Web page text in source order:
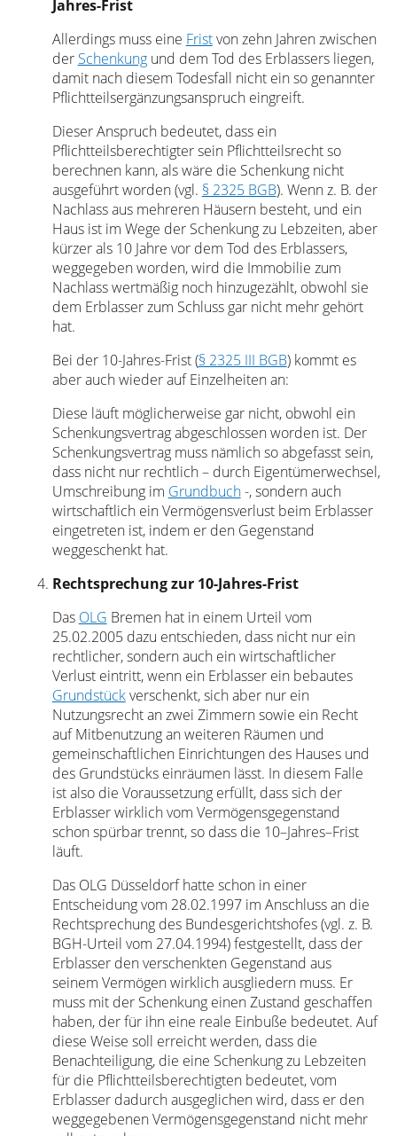
Jahres-Frist
Allerdings muss eine Fristvon zehn Jahren zwischen
der Schenkungund dem Tod des Erblassers liegen,
damit nach diesem Todesfall nicht ein so genannter
Pflichtteilsergänzungsanspruch eingreift.
Dieser Anspruch bedeutet, dass ein
Pflichtteilsberechtigter sein Pflichtteilsrecht so
berechnen kann, als wäre die Schenkung nicht
ausgeführt worden (vgl. § 2325 BGB). Wenn z. B. der
Nachlass aus mehreren Häusern besteht, und ein
Haus ist im Wege der Schenkung zu Lebzeiten, aber
kürzer als 10 Jahre vor dem Tod des Erblassers,
weggegeben worden, wird die Immobilie zum
Nachlass wertmäßig noch hinzugezählt, obwohl sie
dem Erblasser zum Schluss gar nicht mehr gehört
hat.
Bei der 10-Jahres-Frist (§ 2325 III BGB) kommt es
aber auch wieder auf Einzelheiten an:
Diese läuft möglicherweise gar nicht, obwohl ein
Schenkungsvertrag abgeschlossen worden ist. Der
Schenkungsvertrag muss nämlich so abgefasst sein,
dass nicht nur rechtlich – durch Eigentümerwechsel,
Umschreibung im Grundbuch-, sondern auch
wirtschaftlich ein Vermögensverlust beim Erblasser
eingetreten ist, indem er den Gegenstand
weggeschenkt hat.
Rechtsprechung zur 10-Jahres-Frist
Das OLG Bremen hat in einem Urteil vom
25.02.2005 dazu entschieden, dass nicht nur ein
rechtlicher, sondern auch ein wirtschaftlicher
Verlust eintritt, wenn ein Erblasser ein bebautes
Grundstückverschenkt, sich aber nur ein
Nutzungsrecht an zwei Zimmern sowie ein Recht
auf Mitbenutzung an weiteren Räumen und
gemeinschaftlichen Einrichtungen des Hauses und
des Grundstücks einräumen lässt. In diesem Falle
ist also die Voraussetzung erfüllt, dass sich der
Erblasser wirklich vom Vermögensgegenstand
schon spürbar trennt, so dass die 10–Jahres–Frist
läuft.
Das OLG Düsseldorf hatte schon in einer
Entscheidung vom 28.02.1997 im Anschluss an die
Rechtsprechung des Bundesgerichtshofes (vgl. z. B.
BGH-Urteil vom 27.04.1994) festgestellt, dass der
Erblasser den verschenkten Gegenstand aus
seinem Vermögen wirklich ausgliedern muss. Er
muss mit der Schenkung einen Zustand geschaffen
haben, der für ihn eine reale Einbuße bedeutet. Auf
diese Weise soll erreicht werden, dass die
Benachteiligung, die eine Schenkung zu Lebzeiten
für die Pflichtteilsberechtigten bedeutet, vom
Erblasser dadurch ausgeglichen wird, dass er den
weggegebenen Vermögensgegenstand nicht mehr